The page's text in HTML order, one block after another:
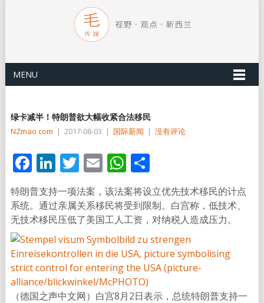
MENU
绿卡减半！特朗普欲大幅收紧合法移民
NZmao com | 2017-08-03 | 国际新闻 | 没有评论
Facebook
LinkedIn
Twitter
EmailWhatsApp
分
享
特朗普支持一项法案，该法案将设立优先技术移民的计点
系统。通过亲属关系移民将受到限制。白宫称，低技术、
无技术移民压低了美国工人工资，对纳税人造成压力。
（德国之声中文网）白宫8月2日表示，总统特朗普支持一